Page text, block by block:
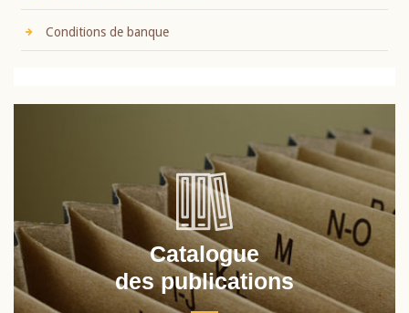
Conditions de banque
Catalogue
des publications